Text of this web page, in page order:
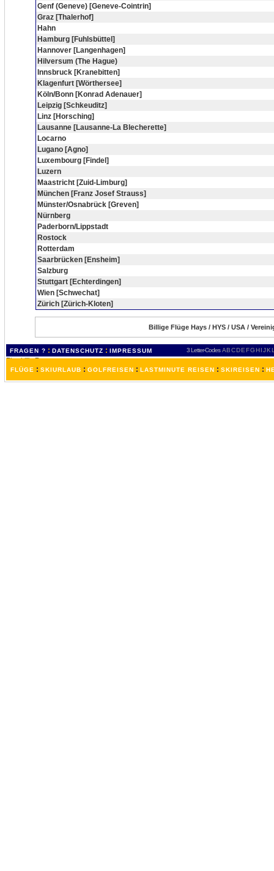
Genf (Geneve) [Geneve-Cointrin]
Graz [Thalerhof]
Hahn
Hamburg [Fuhlsbüttel]
Hannover [Langenhagen]
Hilversum (The Hague)
Innsbruck [Kranebitten]
Klagenfurt [Wörthersee]
Köln/Bonn [Konrad Adenauer]
Leipzig [Schkeuditz]
Linz [Horsching]
Lausanne [Lausanne-La Blecherette]
Locarno
Lugano [Agno]
Luxembourg [Findel]
Luzern
Maastricht [Zuid-Limburg]
München [Franz Josef Strauss]
Münster/Osnabrück [Greven]
Nürnberg
Paderborn/Lippstadt
Rostock
Rotterdam
Saarbrücken [Ensheim]
Salzburg
Stuttgart [Echterdingen]
Wien [Schwechat]
Zürich [Zürich-Kloten]
Billige Flüge Hays / HYS / USA /
FRAGEN ? : DATENSCHUTZ : IMPRESSUM 3 Letter-Codes ABCDEFGH IJKL
FLÜGE : SKIURLAUB : GOLFREISEN : LASTMINUTE REISEN : SKIREISEN :